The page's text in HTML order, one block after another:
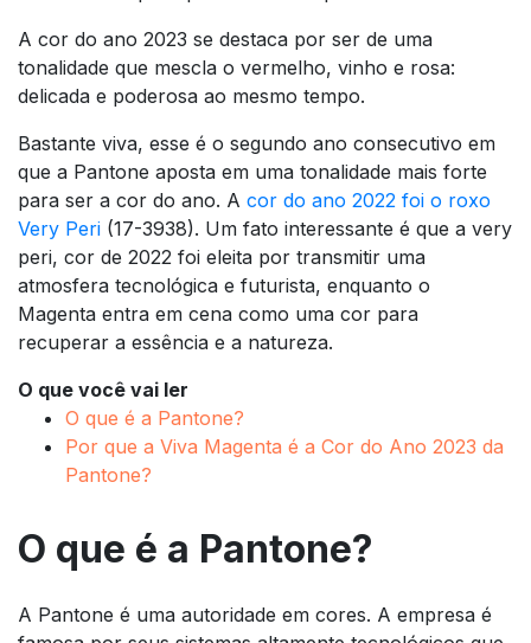
A cor do ano 2023 se destaca por ser de uma
tonalidade que mescla o vermelho, vinho e rosa:
delicada e poderosa ao mesmo tempo.
Bastante viva, esse é o segundo ano consecutivo em
que a Pantone aposta em uma tonalidade mais forte
para ser a cor do ano. A cor do ano 2022 foi o roxo
Very Peri (17-3938). Um fato interessante é que a very
peri, cor de 2022 foi eleita por transmitir uma
atmosfera tecnológica e futurista, enquanto o
Magenta entra em cena como uma cor para
recuperar a essência e a natureza.
O que você vai ler
O que é a Pantone?
Por que a Viva Magenta é a Cor do Ano 2023 da
Pantone?
O que é a Pantone?
A Pantone é uma autoridade em cores. A empresa é